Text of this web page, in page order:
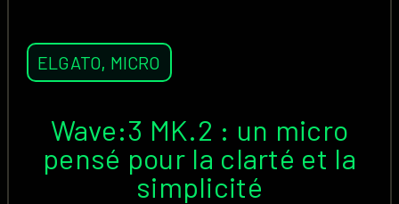
ELGATO, MICRO
Wave:3 MK.2 : un micro
pensé pour la clarté et la
simplicité